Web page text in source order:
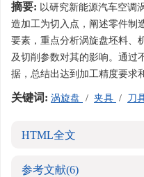
摘要: 以研究新能源汽车空调
造加工为切入点，阐述零件制
要素，重点分析涡旋盘坯料、
及切削参数对其的影响。通过
据，总结出达到加工精度要求
关键词: 涡旋盘 / 夹具 / 刀
HTML全文
参考文献(6)